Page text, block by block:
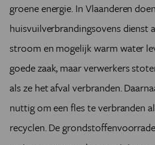
groene energie. In Vlaanderen
huisvuilverbrandingsovens dienst
stroom en mogelijk warm water
goede zaak, maar verwerkers
als ze het afval verbranden.
nuttig om een fles te verbranden
recyclen. De